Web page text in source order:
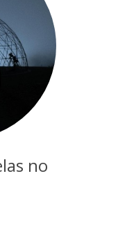
no